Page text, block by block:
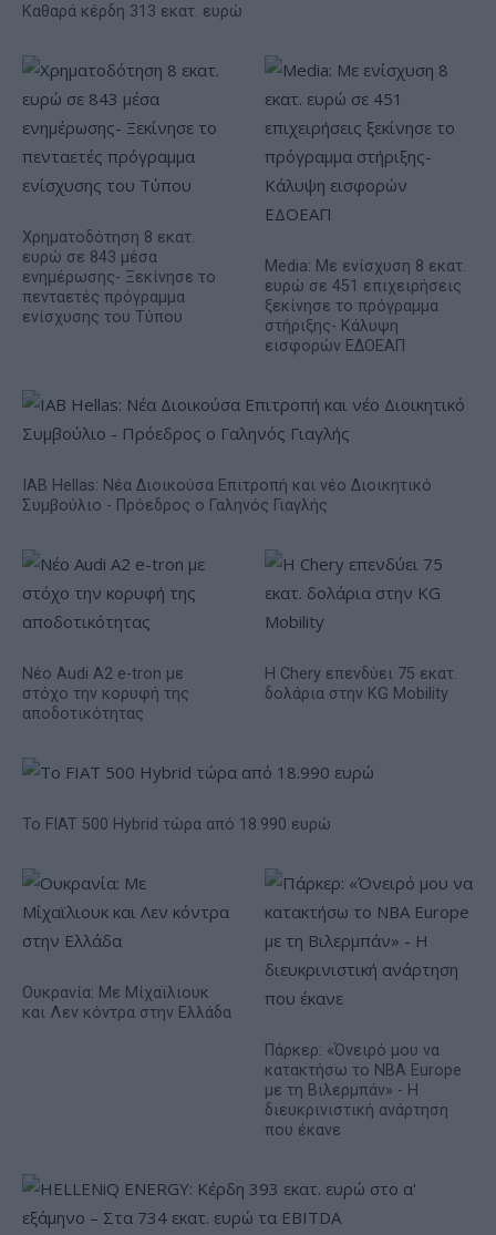
Καθαρά κέρδη 313 εκατ. ευρώ
Χρηματοδότηση 8 εκατ.
ευρώ σε 843 μέσα
ενημέρωσης- Ξεκίνησε το
πενταετές πρόγραμμα
ενίσχυσης του Τύπου
Media: Με ενίσχυση 8 εκατ.
ευρώ σε 451 επιχειρήσεις
ξεκίνησε το πρόγραμμα
στήριξης- Κάλυψη
εισφορών ΕΔΟΕΑΠ
IAB Hellas: Νέα Διοικούσα Επιτροπή και νέο Διοικητικό
Συμβούλιο - Πρόεδρος ο Γαληνός Γιαγλής
Νέο Audi A2 e-tron με
στόχο την κορυφή της
αποδοτικότητας
Η Chery επενδύει 75 εκατ.
δολάρια στην KG Mobility
Το FIAT 500 Hybrid τώρα από 18.990 ευρώ
Ουκρανία: Με Μίχαϊλιουκ
και Λεν κόντρα στην Ελλάδα
Πάρκερ: «Όνειρό μου να
κατακτήσω το ΝΒΑ Europe
με τη Βιλερμπάν» - Η
διευκρινιστική ανάρτηση
που έκανε